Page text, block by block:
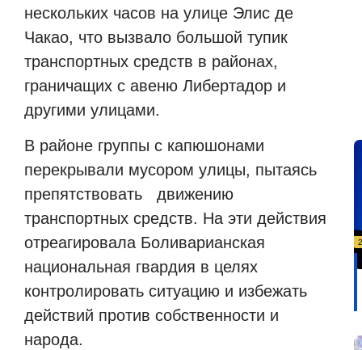
нескольких часов на улице Элис де
Чакао, что вызвало большой тупик
транспортных средств в районах,
граничащих с авеню Либертадор и
другими улицами.
В районе группы с капюшонами
перекрывали мусором улицы, пытаясь
препятствовать движению
транспортных средств. На эти действия
отреагировала Боливарианская
национальная гвардия в целях
контролировать ситуацию и избежать
действий против собственности и
народа.